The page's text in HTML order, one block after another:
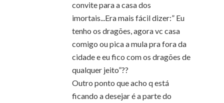
convite para a casa dos
imortais...Era mais fácil dizer:” Eu
tenho os dragões, agora vc casa
comigo ou pica a mula pra fora da
cidade e eu fico com os dragões de
qualquer jeito”??
Outro ponto que acho q está
ficando a desejar é a parte do